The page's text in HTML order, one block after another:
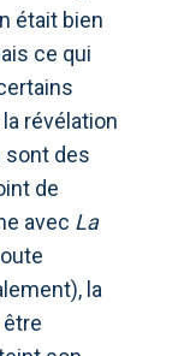
était bien
ce qui
révélation
sont des
de
avec La
la